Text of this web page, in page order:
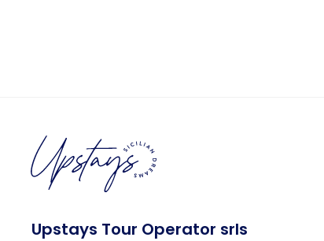
Upstays Tour Operator srls